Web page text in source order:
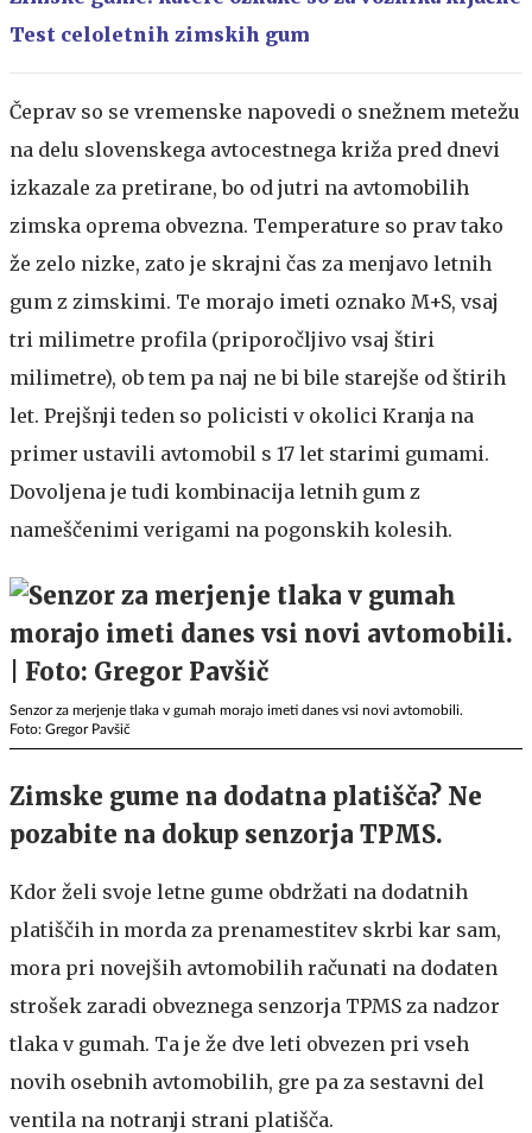
Test celoletnih zimskih gum
Čeprav so se vremenske napovedi o snežnem metežu
na delu slovenskega avtocestnega križa pred dnevi
izkazale za pretirane, bo od jutri na avtomobilih
zimska oprema obvezna. Temperature so prav tako
že zelo nizke, zato je skrajni čas za menjavo letnih
gum z zimskimi. Te morajo imeti oznako M+S, vsaj
tri milimetre profila (priporočljivo vsaj štiri
milimetre), ob tem pa naj ne bi bile starejše od štirih
let. Prejšnji teden so policisti v okolici Kranja na
primer ustavili avtomobil s 17 let starimi gumami.
Dovoljena je tudi kombinacija letnih gum z
nameščenimi verigami na pogonskih kolesih.
Senzor za merjenje tlaka v gumah morajo imeti danes vsi novi avtomobili.
Foto: Gregor Pavšič
Zimske gume na dodatna platišča? Ne
pozabite na dokup senzorja TPMS.
Kdor želi svoje letne gume obdržati na dodatnih
platiščih in morda za prenamestitev skrbi kar sam,
mora pri novejših avtomobilih računati na dodaten
strošek zaradi obveznega senzorja TPMS za nadzor
tlaka v gumah. Ta je že dve leti obvezen pri vseh
novih osebnih avtomobilih, gre pa za sestavni del
ventila na notranji strani platišča.